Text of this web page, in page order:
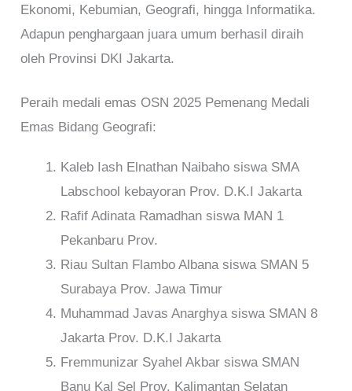
Ekonomi, Kebumian, Geografi, hingga Informatika.
Adapun penghargaan juara umum berhasil diraih
oleh Provinsi DKI Jakarta.
Peraih medali emas OSN 2025 Pemenang Medali
Emas Bidang Geografi:
Kaleb Iash Elnathan Naibaho siswa SMA
Labschool kebayoran Prov. D.K.I Jakarta
Rafif Adinata Ramadhan siswa MAN 1
Pekanbaru Prov.
Riau Sultan Flambo Albana siswa SMAN 5
Surabaya Prov. Jawa Timur
Muhammad Javas Anarghya siswa SMAN 8
Jakarta Prov. D.K.I Jakarta
Fremmunizar Syahel Akbar siswa SMAN
Banu Kal Sel Prov. Kalimantan Selatan